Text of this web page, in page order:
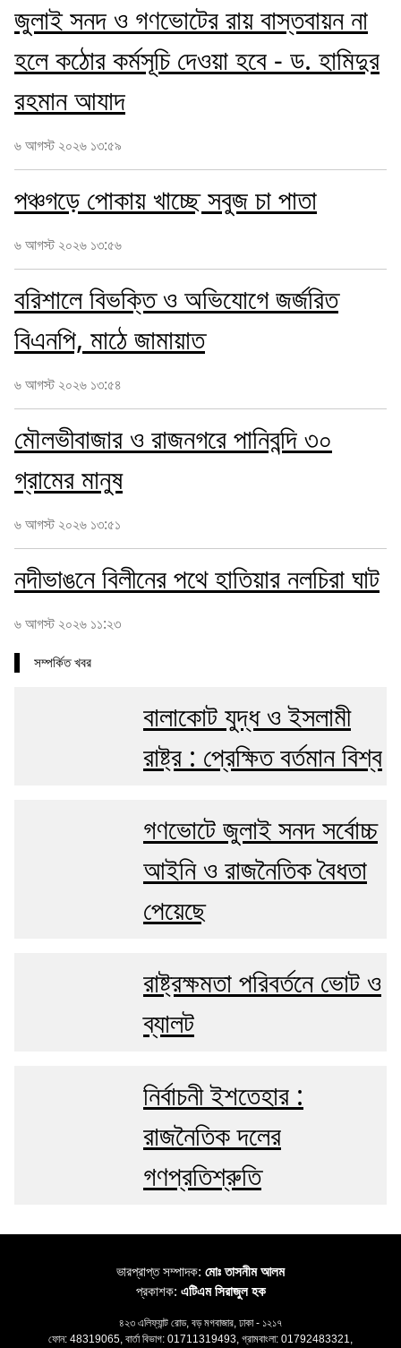
জুলাই সনদ ও গণভোটের রায় বাস্তবায়ন না
হলে কঠোর কর্মসূচি দেওয়া হবে - ড. হামিদুর
রহমান আযাদ
৬ আগস্ট ২০২৬ ১৩:৫৯
পঞ্চগড়ে পোকায় খাচ্ছে সবুজ চা পাতা
৬ আগস্ট ২০২৬ ১৩:৫৬
বরিশালে বিভক্তি ও অভিযোগে জর্জরিত
বিএনপি, মাঠে জামায়াত
৬ আগস্ট ২০২৬ ১৩:৫৪
মৌলভীবাজার ও রাজনগরে পানিবন্দি ৩০
গ্রামের মানুষ
৬ আগস্ট ২০২৬ ১৩:৫১
নদীভাঙনে বিলীনের পথে হাতিয়ার নলচিরা ঘাট
৬ আগস্ট ২০২৬ ১১:২৩
সম্পর্কিত খবর
বালাকোট যুদ্ধ ও ইসলামী
রাষ্ট্র : প্রেক্ষিত বর্তমান বিশ্ব
গণভোটে জুলাই সনদ সর্বোচ্চ
আইনি ও রাজনৈতিক বৈধতা
পেয়েছে
রাষ্ট্রক্ষমতা পরিবর্তনে ভোট ও
ব্যালট
নির্বাচনী ইশতেহার :
রাজনৈতিক দলের
গণপ্রতিশ্রুতি
ভারপ্রাপ্ত সম্পাদক: মোঃ তাসনীম আলম
প্রকাশক: এটিএম সিরাজুল হক
৪২৩ এলিফ্যান্ট রোড, বড় মগবাজার, ঢাকা - ১২১৭
ফোন: 48319065, বার্তা বিভাগ: 01711319493, গ্রামবাংলা: 01792483321,